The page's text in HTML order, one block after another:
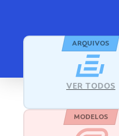
ARQUIVOS
VER TODOS
MODELOS